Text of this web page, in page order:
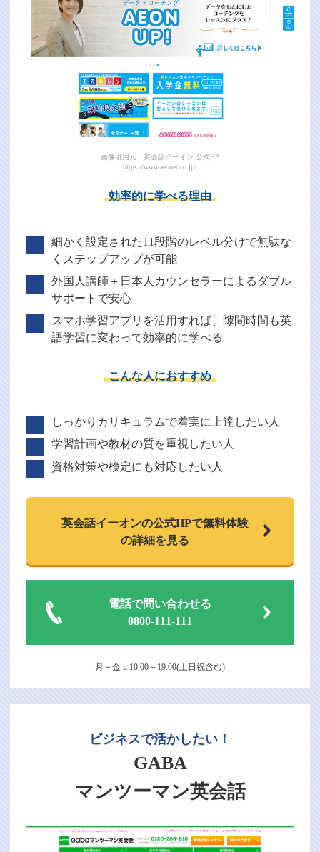
画像引用元：英会話イーオン 公式HP
https://www.aeonet.co.jp/
効率的に学べる理由
細かく設定された11段階のレベル分けで無駄な
くステップアップが可能
外国人講師＋日本人カウンセラーによるダブル
サポートで安心
スマホ学習アプリを活用すれば、隙間時間も英
語学習に変わって効率的に学べる
こんな人におすすめ
しっかりカリキュラムで着実に上達したい人
学習計画や教材の質を重視したい人
資格対策や検定にも対応したい人
英会話イーオンの公式HPで無料体験
の詳細を見る
電話で問い合わせる
0800-111-111
月～金：10:00～19:00(土日祝含む)
ビジネスで活かしたい！
GABA
マンツーマン英会話